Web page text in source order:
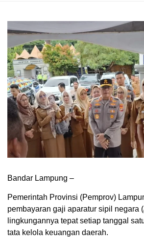
Bandar Lampung –
Pemerintah Provinsi (Pemprov)
pembayaran gaji aparatur sipil negara
lingkungannya tepat setiap tanggal
tata kelola keuangan daerah.